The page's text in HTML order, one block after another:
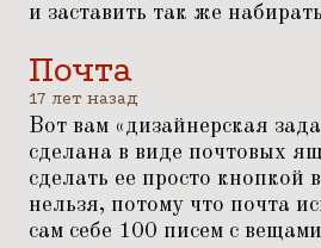
и заставить так же
Почта
17 лет назад
Вот вам « дизайнерская
сделана в виде почтовых
сделать ее просто кнопкой
нельзя, потому что почта
сам себе 100 писем с